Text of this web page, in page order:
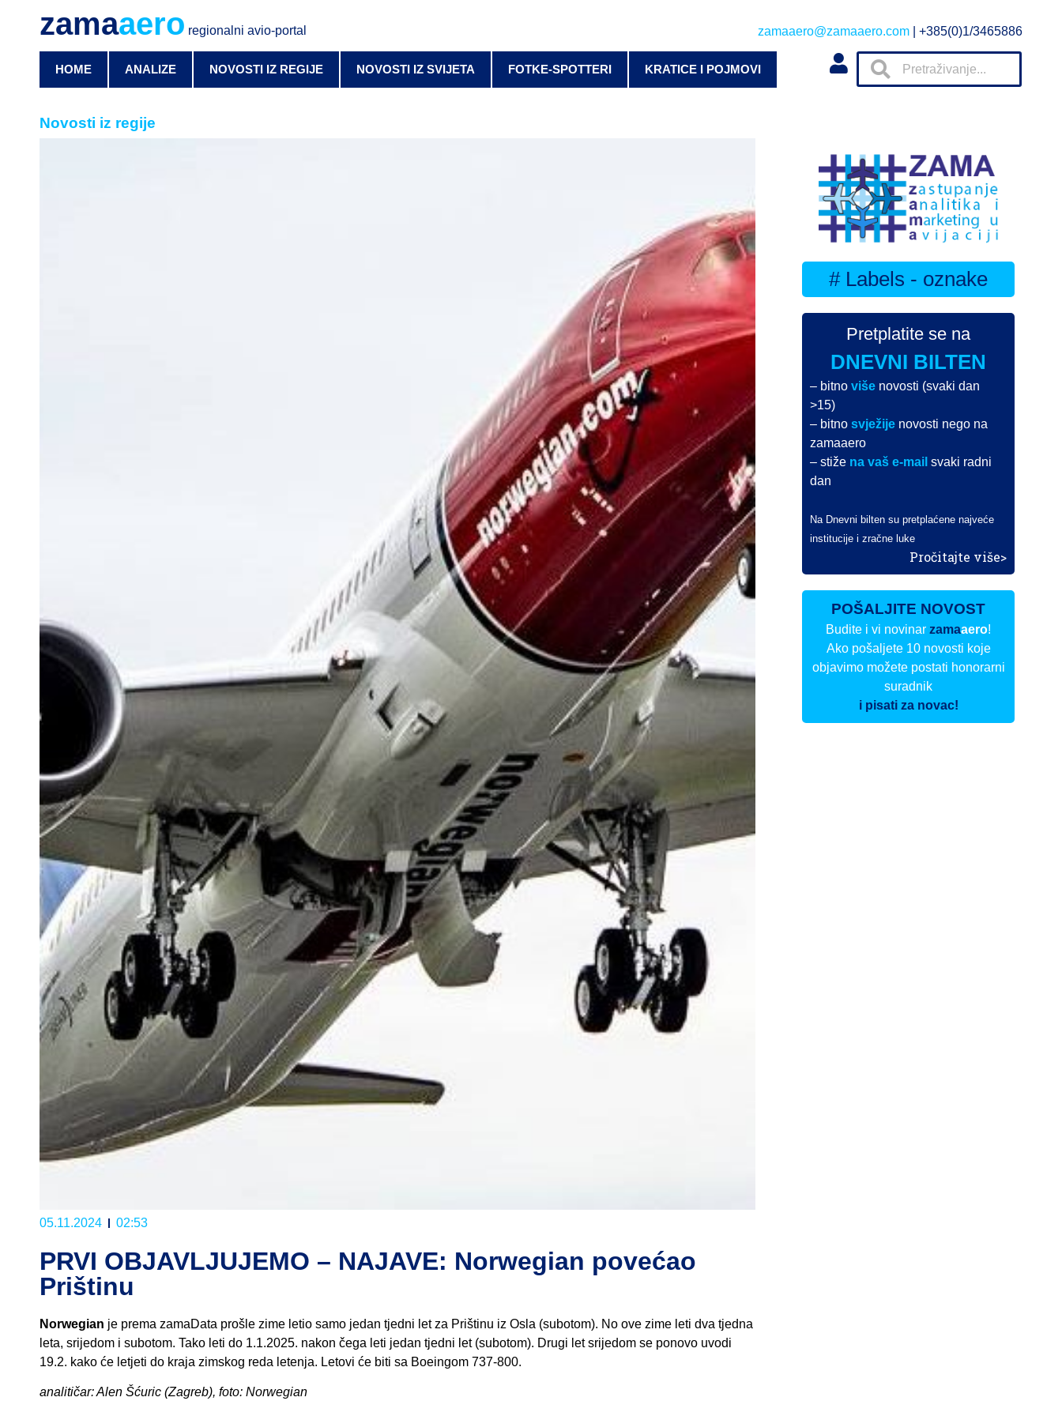
zamaaero regionalni avio-portal zamaaero@zamaaero.com | +385(0)1/3465886
HOME ANALIZE NOVOSTI IZ REGIJE NOVOSTI IZ SVIJETA FOTKE-SPOTTERI KRATICE I POJMOVI
Novosti iz regije
05.11.2024 02:53
PRVI OBJAVLJUJEMO – NAJAVE: Norwegian povećao
Prištinu
Norwegian je prema zamaData prošle zime letio samo jedan tjedni let za Prištinu iz Osla (subotom). No ove zime leti dva tjedna
leta, srijedom i subotom. Tako leti do 1.1.2025. nakon čega leti jedan tjedni let (subotom). Drugi let srijedom se ponovo uvodi
19.2. kako će letjeti do kraja zimskog reda letenja. Letovi će biti sa Boeingom 737-800.
analitičar: Alen Šćuric (Zagreb), foto: Norwegian
# Labels - oznake
Pretplatite se na
DNEVNI BILTEN
– bitnoviše novosti (svaki dan
>15)
– bitnosvježije novosti nego na
zamaaero
– stiže na vaš e-mail svaki radni
dan
Na Dnevni bilten su pretplaćene najveće
institucije i zračne luke
Pročitajte više>
POŠALJITE NOVOST
Budite i vi novinarzamaaero!
Ako pošaljete 10 novosti koje
objavimo možete postati honorarni
suradnik
i pisati za novac!